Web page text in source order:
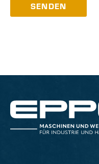
SENDEN